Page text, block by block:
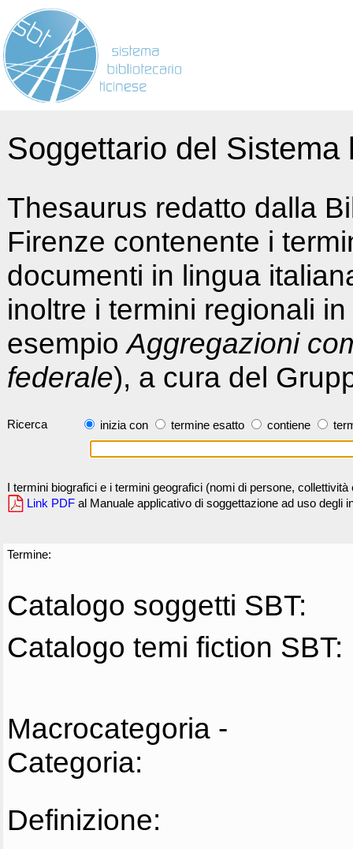
Soggettario del
Thesaurus redatto dalla
Firenze contenente i
documenti in lingua
inoltre i termini regionali
esempioAggregazioni
federale), a cura del
Ricerca inizia con termine esatto contiene
I termini biografici e i termini geografici (nomi di persone,
Link PDF al Manuale applicativo di soggettazione ad uso degli
Termine:
Catalogo soggetti SBT:
Catalogo temi fiction SBT:
Macrocategoria -
Categoria:
Definizione: